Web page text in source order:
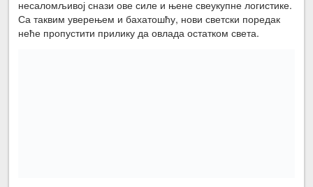
несаломљивој снази ове силе и њене свеукупне логистике.
Са таквим уверењем и бахатошћу, нови светски поредак
неће пропустити прилику да овлада остатком света.